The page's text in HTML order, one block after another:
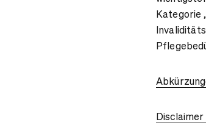
Kategorie